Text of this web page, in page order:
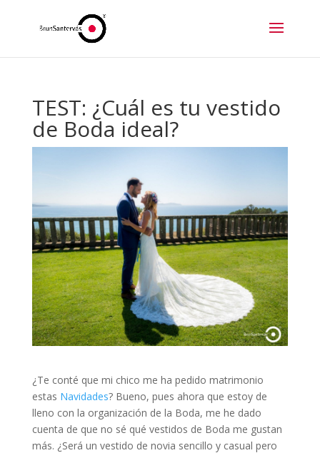
TEST: ¿Cuál es tu vestido
de Boda ideal?
¿Te conté que mi chico me ha pedido matrimonio
estas Navidades? Bueno, pues ahora que estoy de
lleno con la organización de la Boda, me he dado
cuenta de que no sé qué vestidos de Boda me gustan
más. ¿Será un vestido de novia sencillo y casual pero